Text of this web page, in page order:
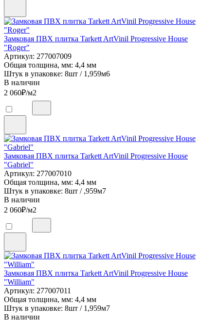
Замковая ПВХ плитка Tarkett ArtVinil Progressive House
"Roger"
Артикул: 277007009
Общая толщина, мм: 4,4 мм
Штук в упаковке: 8шт / 1,959м6
В наличии
2 060₽/м2
Замковая ПВХ плитка Tarkett ArtVinil Progressive House
"Gabriel"
Артикул: 277007010
Общая толщина, мм: 4,4 мм
Штук в упаковке: 8шт / ,959м7
В наличии
2 060₽/м2
Замковая ПВХ плитка Tarkett ArtVinil Progressive House
"William"
Артикул: 277007011
Общая толщина, мм: 4,4 мм
Штук в упаковке: 8шт / 1,959м7
В наличии